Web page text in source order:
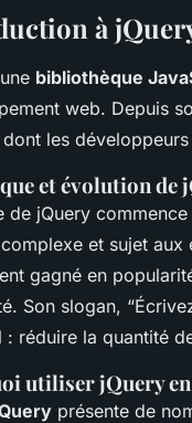
à
bibliothèque
web. Depuis
les
et évolution de
de jQuery
complexe et sujet
gagné en
Son slogan,
: réduire la quantité
utiliser jQuery
présente de